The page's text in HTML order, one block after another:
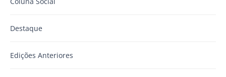
Destaque
Edições Anteriores